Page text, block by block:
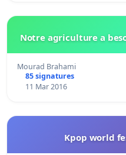
Notre agriculture a
Mourad Brahami
85 signatures
11 Mar 2016
Kpop world